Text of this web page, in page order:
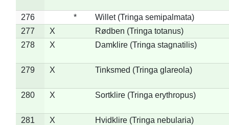
276 *
Willet (Tringa semipalmata)
277
X
Rødben (Tringa totanus)
278
X Damklire (Tringa stagnatilis)
279 X Tinksmed (Tringa glareola)
280 X Sortklire (Tringa erythropus)
281 X Hvidklire (Tringa nebularia)